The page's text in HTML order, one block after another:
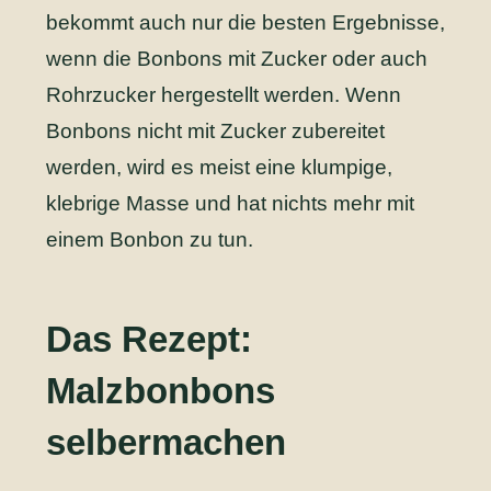
bekommt auch nur die besten Ergebnisse,
wenn die Bonbons mit Zucker oder auch
Rohrzucker hergestellt werden. Wenn
Bonbons nicht mit Zucker zubereitet
werden, wird es meist eine klumpige,
klebrige Masse und hat nichts mehr mit
einem Bonbon zu tun.
Das Rezept:
Malzbonbons
selbermachen